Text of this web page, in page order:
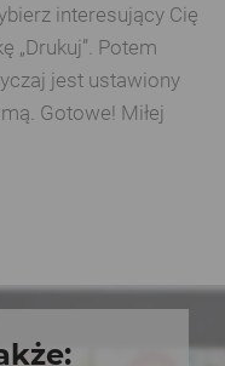
interesujący Cię
„Drukuj”. Potem
jest ustawiony
Gotowe! Miłej